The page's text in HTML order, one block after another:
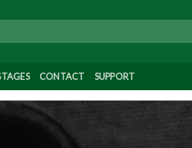
CONTACT SUPPORT